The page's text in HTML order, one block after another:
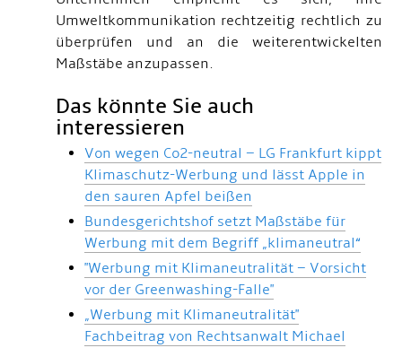
Umweltkommunikation rechtzeitig rechtlich zu
überprüfen und an die weiterentwickelten
Maßstäbe anzupassen.
Das könnte Sie auch
interessieren
Von wegen Co2-neutral – LG Frankfurt kippt
Klimaschutz-Werbung und lässt Apple in
den sauren Apfel beißen
Bundesgerichtshof setzt Maßstäbe für
Werbung mit dem Begriff „klimaneutral“
"Werbung mit Klimaneutralität – Vorsicht
vor der Greenwashing-Falle"
„Werbung mit Klimaneutralität"
Fachbeitrag von Rechtsanwalt Michael